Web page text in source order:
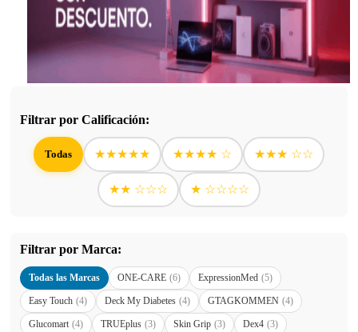
Filtrar por Calificación:
Todas ★★★★★ ★★★★ ☆ ★★★ ☆☆
★★ ☆☆☆ ★ ☆☆☆☆
Filtrar por Marca:
Todas las Marcas ONE-CARE (6) ExpressionMed (5)
Easy Touch (4) Deck My Diabetes (4) GTAGKOMMEN (4)
Glucomart (4) TRUEplus (3) Skin Grip (3) Dex4 (3)